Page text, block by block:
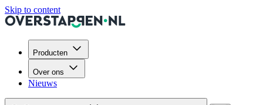
Skip to content
Producten
Over ons
Nieuws